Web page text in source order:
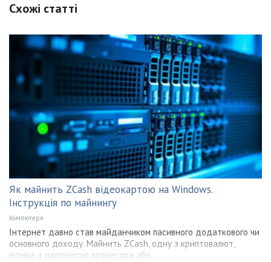
Схожі статті
Як майнить ZCash відеокартою на Windows.
Інструкція по майнингу
Компютери
Інтернет давно став майданчиком пасивного додаткового чи
основного доходу. Майнить ZCash, одну з криптовалют,
можна з допомогою процесора або